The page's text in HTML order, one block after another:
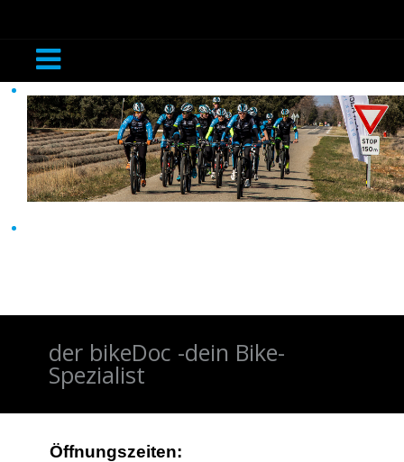
der bikeDoc -dein Bike-
Spezialist
Öffnungszeiten: